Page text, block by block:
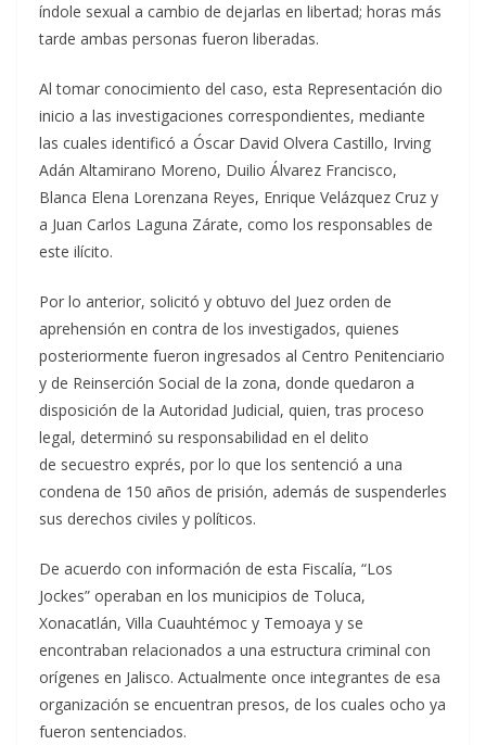
índole sexual a cambio de dejarlas en libertad; horas más
tarde ambas personas fueron liberadas.
Al tomar conocimiento del caso, esta Representación dio
inicio a las investigaciones correspondientes, mediante
las cuales identificó a Óscar David Olvera Castillo, Irving
Adán Altamirano Moreno, Duilio Álvarez Francisco,
Blanca Elena Lorenzana Reyes, Enrique Velázquez Cruz y
a Juan Carlos Laguna Zárate, como los responsables de
este ilícito.
Por lo anterior, solicitó y obtuvo del Juez orden de
aprehensión en contra de los investigados, quienes
posteriormente fueron ingresados al Centro Penitenciario
y de Reinserción Social de la zona, donde quedaron a
disposición de la Autoridad Judicial, quien, tras proceso
legal, determinó su responsabilidad en el delito
de secuestro exprés, por lo que los sentenció a una
condena de 150 años de prisión, además de suspenderles
sus derechos civiles y políticos.
De acuerdo con información de esta Fiscalía, “Los
Jockes” operaban en los municipios de Toluca,
Xonacatlán, Villa Cuauhtémoc y Temoaya y se
encontraban relacionados a una estructura criminal con
orígenes en Jalisco. Actualmente once integrantes de esa
organización se encuentran presos, de los cuales ocho ya
fueron sentenciados.